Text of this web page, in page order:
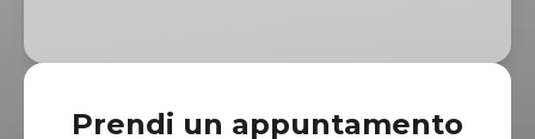
Prendi un appuntamento